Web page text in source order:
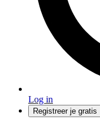
Log in
Registreer je gratis